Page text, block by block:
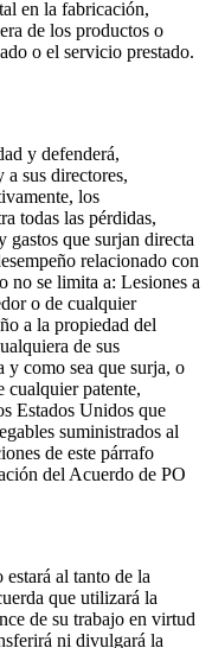
en la fabricación,
de los productos o
o el servicio prestado.
y defenderá,
sus directores,
los
todas las pérdidas,
gastos que surjan directa
relacionado con
no se limita a: Lesiones a
o de cualquier
a la propiedad del
de sus
y como sea que surja, o
cualquier patente,
Estados Unidos que
suministrados al
de este párrafo
del Acuerdo de PO
al tanto de la
que utilizará la
de su trabajo en virtud
ni divulgará la